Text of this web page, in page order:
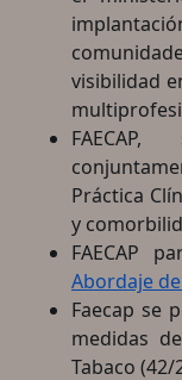
visibilidad
Práctica
y
FAECAP
Abordaje
Faecap se
medidas
Tabaco